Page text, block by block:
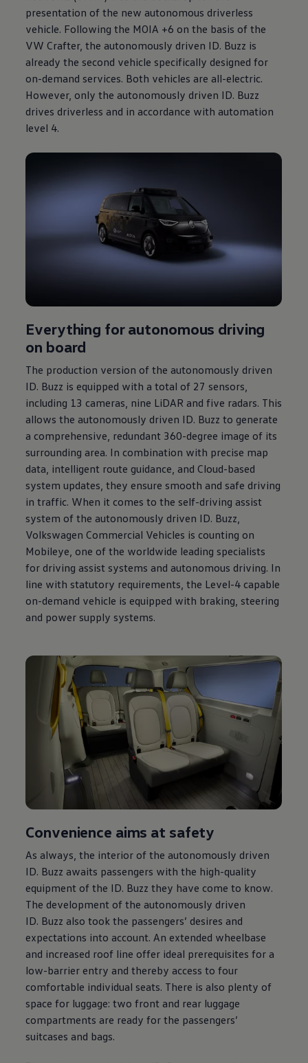
presentation of the new autonomous driverless
vehicle. Following the MOIA +6 on the basis of the
VW Crafter, the autonomously driven ID. Buzz is
already the second vehicle specifically designed for
on-demand services. Both vehicles are all-electric.
However, only the autonomously driven ID. Buzz
drives driverless and in accordance with automation
level 4.
Everything for autonomous driving
on board
The production version of the autonomously driven
ID. Buzz is equipped with a total of 27 sensors,
including 13 cameras, nine LiDAR and five radars. This
allows the autonomously driven ID. Buzz to generate
a comprehensive, redundant 360-degree image of its
surrounding area. In combination with precise map
data, intelligent route guidance, and Cloud-based
system updates, they ensure smooth and safe driving
in traffic. When it comes to the self-driving assist
system of the autonomously driven ID. Buzz,
Volkswagen Commercial Vehicles is counting on
Mobileye, one of the worldwide leading specialists
for driving assist systems and autonomous driving. In
line with statutory requirements, the Level-4 capable
on-demand vehicle is equipped with braking, steering
and power supply systems.
Convenience aims at safety
As always, the interior of the autonomously driven
ID. Buzz awaits passengers with the high-quality
equipment of the ID. Buzz they have come to know.
The development of the autonomously driven
ID. Buzz also took the passengers’ desires and
expectations into account. An extended wheelbase
and increased roof line offer ideal prerequisites for a
low-barrier entry and thereby access to four
comfortable individual seats. There is also plenty of
space for luggage: two front and rear luggage
compartments are ready for the passengers’
suitcases and bags.